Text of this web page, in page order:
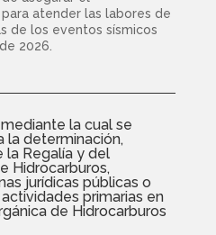
atender las labores de
de los eventos sísmicos
2026.
la cual se
la determinación,
la Regalía y del
Hidrocarburos,
jurídicas públicas o
primarias en
de Hidrocarburos